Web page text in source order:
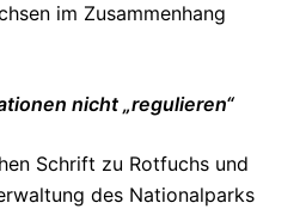
im Zusammenhang
nicht „regulieren“
Schrift zu Rotfuchs und
des Nationalparks